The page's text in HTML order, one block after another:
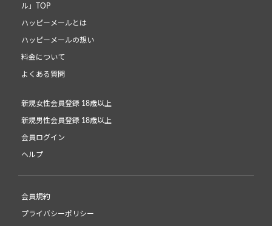
ル」TOP
ハッピーメールとは
ハッピーメールの想い
料金について
よくある質問
新規女性会員登録 18歳以上
新規男性会員登録 18歳以上
会員ログイン
ヘルプ
会員規約
プライバシーポリシー